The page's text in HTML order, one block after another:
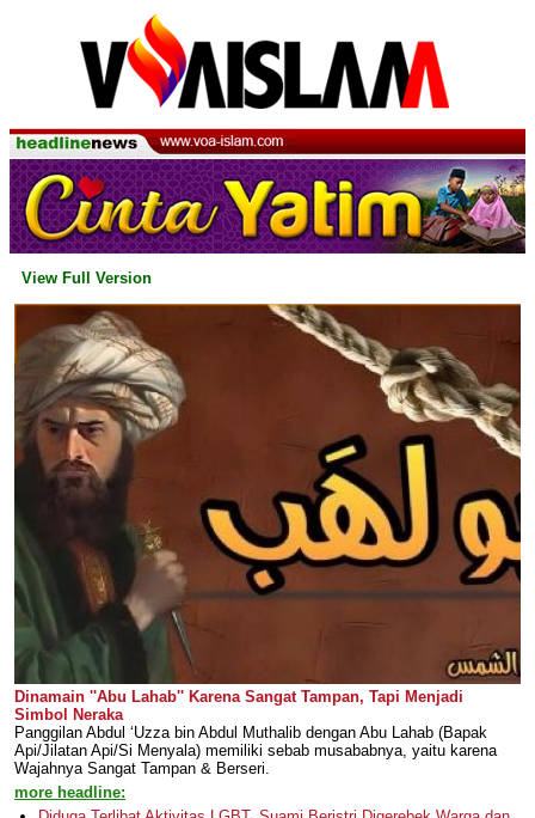
View Full Version
Dinamain ''Abu Lahab'' Karena Sangat Tampan, Tapi Menjadi
Simbol Neraka
Panggilan Abdul ‘Uzza bin Abdul Muthalib dengan Abu Lahab (Bapak
Api/Jilatan Api/Si Menyala) memiliki sebab musababnya, yaitu karena
Wajahnya Sangat Tampan & Berseri.
more headline: